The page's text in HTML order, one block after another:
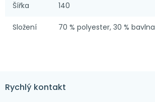
Šířka 140
Složení 70 % polyester, 30 % bavlna
Rychlý kontakt